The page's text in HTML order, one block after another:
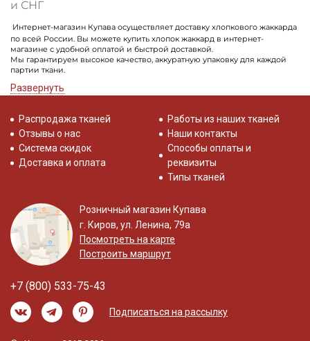
и СНГ
Интернет-магазин Купава осуществляет доставку хлопкового жаккарда
по всей России. Вы можете купить хлопок жаккард в интернет-
магазине с удобной оплатой и быстрой доставкой.
Мы гарантируем высокое качество, аккуратную упаковку для каждой
партии ткани.
Развернуть
Распродажа тканей
Отзывы о нас
Система скидок
Доставка и оплата
Работы из наших тканей
Наши контакты
Способы оплаты и
реквизиты
Типы тканей
Розничный магазин Купава
г. Киров, ул. Ленина, 79а
Посмотреть на карте
Построить маршрут
+7 (800) 533-75-43
Подписаться на рассылку